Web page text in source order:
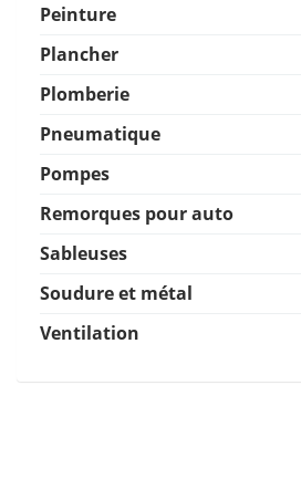
Peinture
Plancher
Plomberie
Pneumatique
Pompes
Remorques pour auto
Sableuses
Soudure et métal
Ventilation